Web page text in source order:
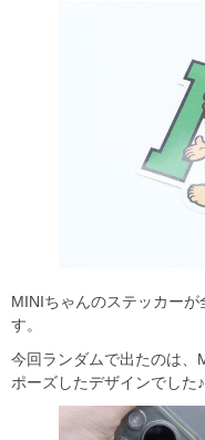
MINIちゃんのステッカー
す。
今回ランダムで出たのは、
ポーズしたデザインでした♪